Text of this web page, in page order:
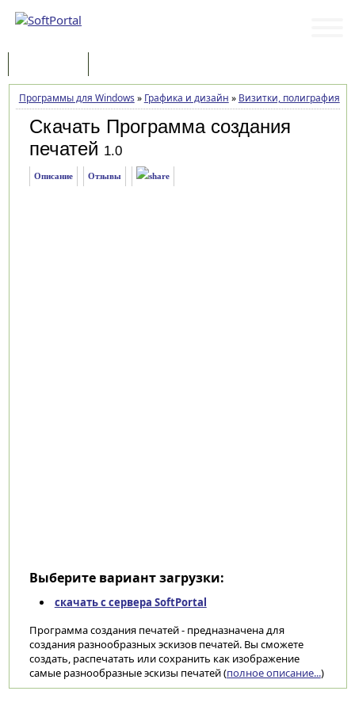
Программы для Windows » Графика и дизайн » Визитки, полиграфия
Скачать Программа создания
печатей 1.0
Описание Отзывы
Выберите вариант загрузки:
скачать с сервера SoftPortal
Программа создания печатей - предназначена для
создания разнообразных эскизов печатей. Вы сможете
создать, распечатать или сохранить как изображение
самые разнообразные эскизы печатей (полное описание...)